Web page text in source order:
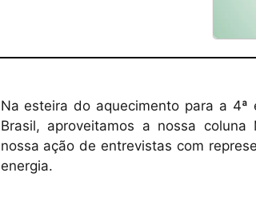
Na esteira do aquecimento para a 4ª
Brasil, aproveitamos a nossa
nossa ação de entrevistas com
energia.